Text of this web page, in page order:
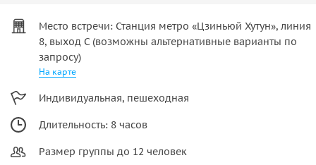
Место встречи: Станция метро «Цзиньюй Хутун», линия
8, выход С (возможны альтернативные варианты по
запросу)
На карте
Индивидуальная, пешеходная
Длительность: 8 часов
Размер группы до 12 человек